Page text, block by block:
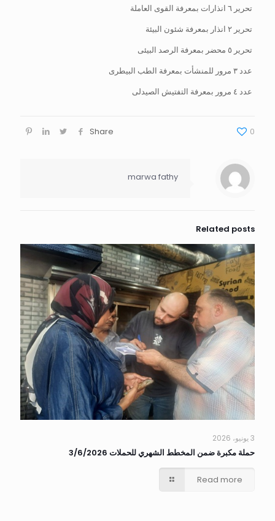
تحرير ٦ انذارات بمعرفة القوى العاملة
تحرير ٢ انذار بمعرفة شئون البيئة
تحرير ٥ محضر بمعرفة الرصد البيئى
عدد ٣ مرور للمنشأت بمعرفة الطب البيطرى
عدد ٤ مرور بمعرفة التفتيش الصيدلى
Share 0
marwa fathy
Related posts
3 يونيو، 2026
حملة مكبرة ضمن المخطط الشهري للحملات 3/6/2026
Read more